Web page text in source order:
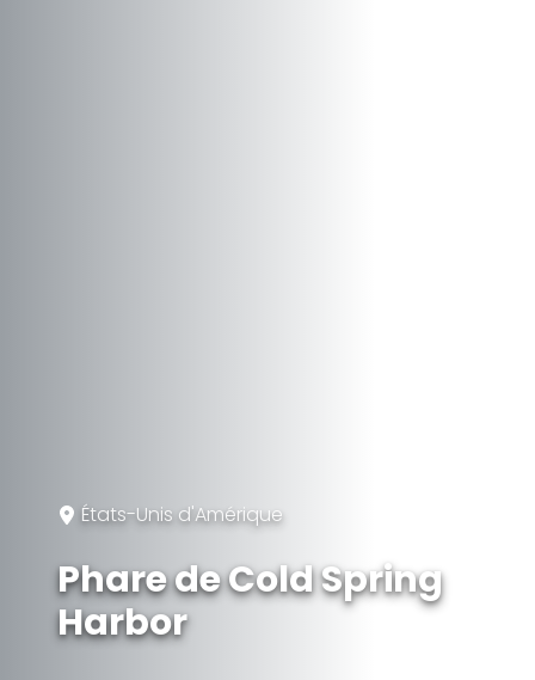
États-Unis d'Amérique
Phare de Cold Spring
Harbor